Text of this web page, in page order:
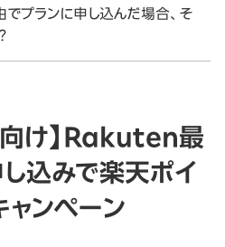
でプランに申し込んだ場合、そ
向け】Rakuten最
込みで楽天ポイ
ャンペーン